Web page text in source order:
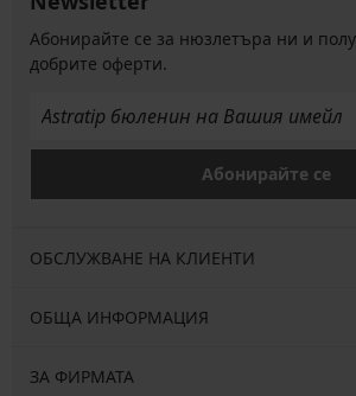
Абонирайте се за нюзлетъра ни и
добрите оферти.
Абонирайте се
ОБСЛУЖВАНЕ НА КЛИЕНТИ
ОБЩА ИНФОРМАЦИЯ
ЗА ФИРМАТА